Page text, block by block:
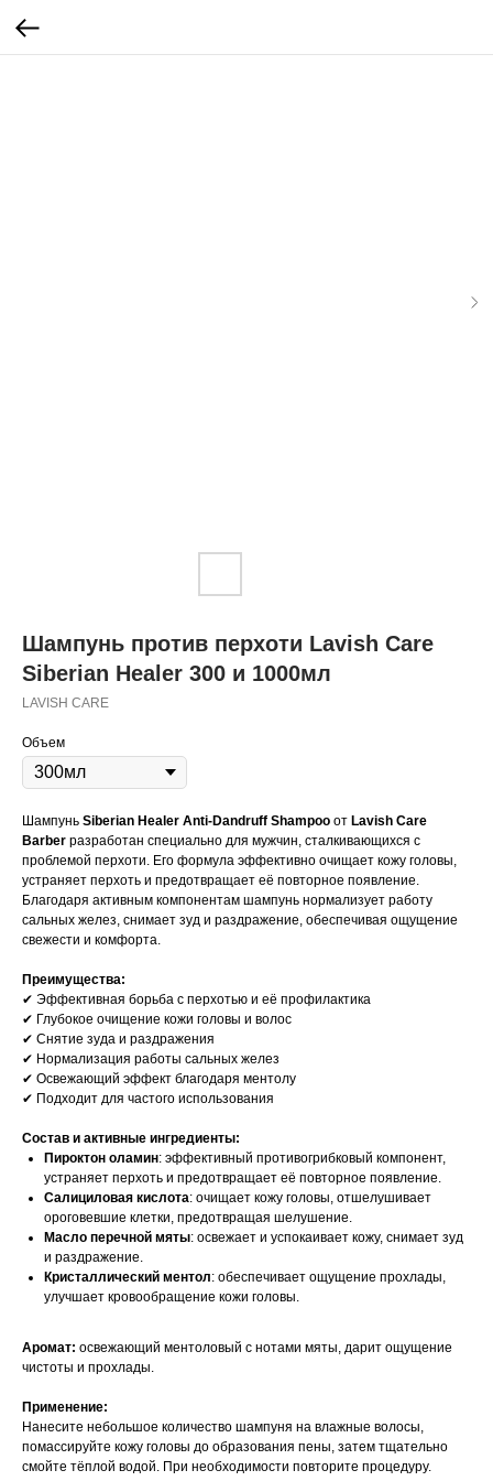
Шампунь против перхоти Lavish Care
Siberian Healer 300 и 1000мл
LAVISH CARE
Объем
Шампунь Siberian Healer Anti-Dandruff Shampoo от Lavish Care
Barber разработан специально для мужчин, сталкивающихся с
проблемой перхоти. Его формула эффективно очищает кожу головы,
устраняет перхоть и предотвращает её повторное появление.
Благодаря активным компонентам шампунь нормализует работу
сальных желез, снимает зуд и раздражение, обеспечивая ощущение
свежести и комфорта.
Преимущества:
✔ Эффективная борьба с перхотью и её профилактика
✔ Глубокое очищение кожи головы и волос
✔ Снятие зуда и раздражения
✔ Нормализация работы сальных желез
✔ Освежающий эффект благодаря ментолу
✔ Подходит для частого использования
Состав и активные ингредиенты:
Пироктон оламин: эффективный противогрибковый компонент,
устраняет перхоть и предотвращает её повторное появление.
Салициловая кислота: очищает кожу головы, отшелушивает
ороговевшие клетки, предотвращая шелушение.
Масло перечной мяты: освежает и успокаивает кожу, снимает зуд
и раздражение.
Кристаллический ментол: обеспечивает ощущение прохлады,
улучшает кровообращение кожи головы.
Аромат: освежающий ментоловый с нотами мяты, дарит ощущение
чистоты и прохлады.
Применение:
Нанесите небольшое количество шампуня на влажные волосы,
помассируйте кожу головы до образования пены, затем тщательно
смойте тёплой водой. При необходимости повторите процедуру.